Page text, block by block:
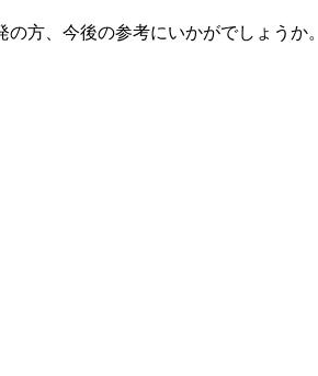
方、今後の参考にいかがでしょうか。